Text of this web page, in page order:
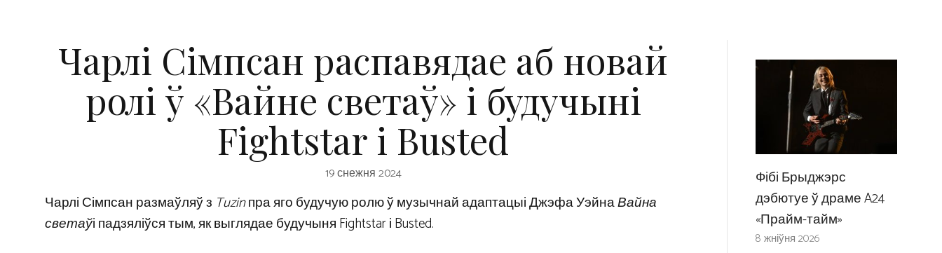
Чарлі Сімпсан распавядае аб новай
ролі ў «Вайне светаў» і будучыні
Fightstar і Busted
19 снежня 2024
Чарлі Сімпсан размаўляў з Tuzinпра яго будучую ролю ў музычнай адаптацыі Джэфа УэйнаВайна
светаўі падзяліўся тым, як выглядае будучыня Fightstar і Busted.
Фібі Брыджэрс
дэбютуе ў драме A24
«Прайм-тайм»
8 жніўня 2026